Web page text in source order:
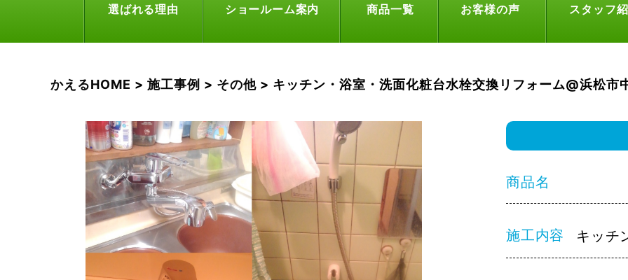
選ばれる理由 ショールーム案内 商品一覧 お客様の声 スタッフ
かえるHOME > 施工事例 > その他 > キッチン・浴室・洗面化粧台水栓交換リフォーム@浜松市
商品名
施工内容 キッチ